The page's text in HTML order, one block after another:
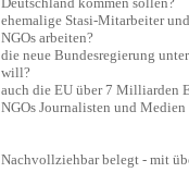
ehemalige Stasi-Mitarbeiter
NGOs arbeiten?
die neue Bundesregierung
will?
auch die EU über 7 Milliarden
NGOs Journalisten und
Nachvollziehbar belegt - mit